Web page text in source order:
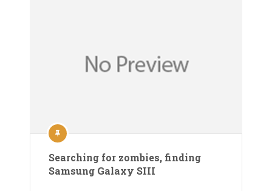
Searching for zombies, finding
Samsung Galaxy SIII